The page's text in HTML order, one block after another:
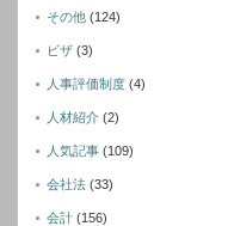
その他 (124)
ビザ (3)
人事評価制度 (4)
人材紹介 (2)
人気記事 (109)
会社法 (33)
会計 (156)